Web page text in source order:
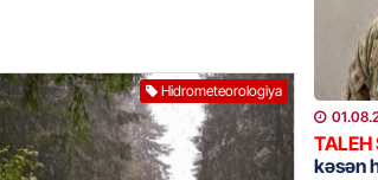
Hidrometeorologiya
GÜNDƏM
Dosye
TALEH
kəsən